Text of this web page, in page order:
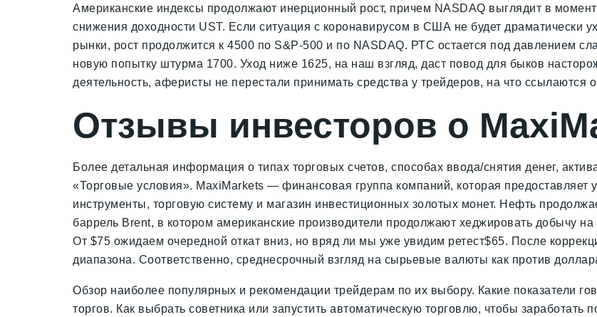
Американские индексы продолжают инерционный рост, причем NASDAQ выглядит в
снижения доходности UST. Если ситуация с коронавирусом в США не будет драматически
рынки, рост продолжится к 4500 по S&P-500 и по NASDAQ. РТС остается под давлением
новую попытку штурма 1700. Уход ниже 1625, на наш взгляд, даст повод для быков
деятельность, аферисты не перестали принимать средства у трейдеров, на что ссылаются
Отзывы инвесторов о
Более детальная информация о типах торговых счетов, способах ввода/снятия денег,
«Торговые условия». MaxiMarkets — финансовая группа компаний, которая предоставляет
инструменты, торговую систему и магазин инвестиционных золотых монет. Нефть
баррель Brent, в котором американские производители продолжают хеджировать добычу
От $75 ожидаем очередной откат вниз, но вряд ли мы уже увидим ретест$65. После
диапазона. Соответственно, среднесрочный взгляд на сырьевые валюты как против
Обзор наиболее популярных и рекомендации трейдерам по их выбору. Какие показатели
торгов. Как выбрать советника или запустить автоматическую торговлю, чтобы заработать